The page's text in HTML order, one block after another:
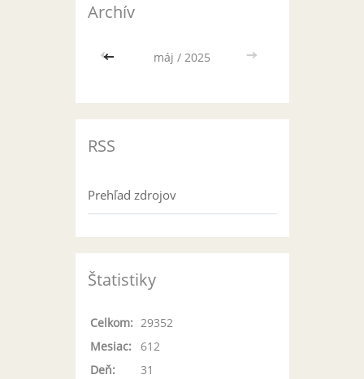
Archív
<< máj / 2025 >>
RSS
Prehľad zdrojov
Štatistiky
Celkom: 29352
Mesiac:
612
Deň:
31